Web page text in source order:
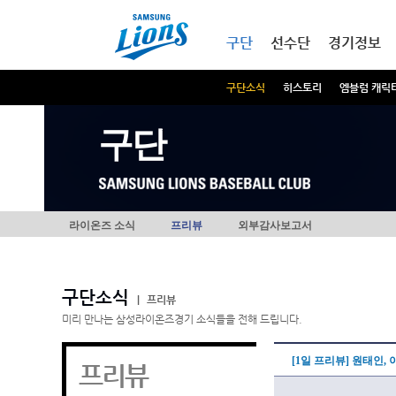
구단
구단소식 히스토리 엠블럼 캐릭
선수단 경기정보
구단
라이온즈 소식 프리뷰 외부감사보고서
구단소식
프리뷰
미리 만나는 삼성라이온즈경기 소식들을 전해 드립니다.
프리뷰 [1일 프리뷰] 원태인,